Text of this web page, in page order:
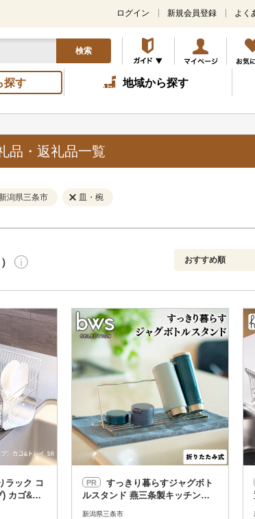
ログイン 新規会員登録 よく
検索
探す 地域から探す
品・返礼品一覧
新潟県三条市 皿・椀
円
解除
支払い
済)
解除
発送種別 解除
通常
冷蔵便
冷凍便
おすすめ順
新着順
レビュー件数順
レビュー評価順
寄付金額が高い順
寄付金額が低い順
) カゴ&ト
PR
ルスタンド 燕三条製キッチン用
品 bwsSELECTION【010S448】
新潟県三条市